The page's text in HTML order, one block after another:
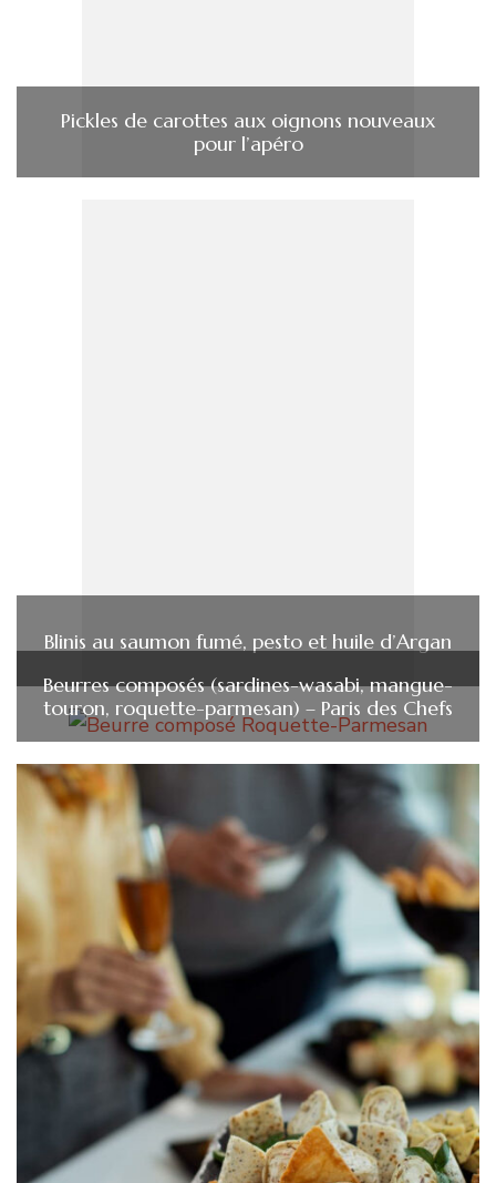
Pickles de carottes aux oignons nouveaux
pour l’apéro
Blinis au saumon fumé, pesto et huile d’Argan
Beurres composés (sardines-wasabi, mangue-
touron, roquette-parmesan) – Paris des Chefs